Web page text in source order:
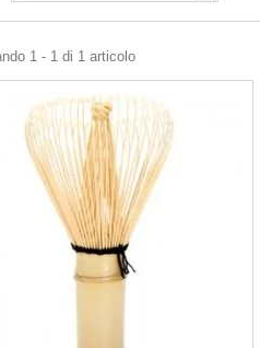
1 - 1 di 1 articolo